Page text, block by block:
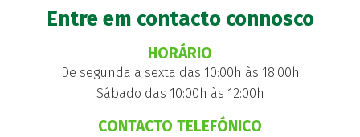
Entre em contacto connosco
HORÁRIO
De segunda a sexta das 10:00h às 18:00h
Sábado das 10:00h às 12:00h
CONTACTO TELEFÓNICO